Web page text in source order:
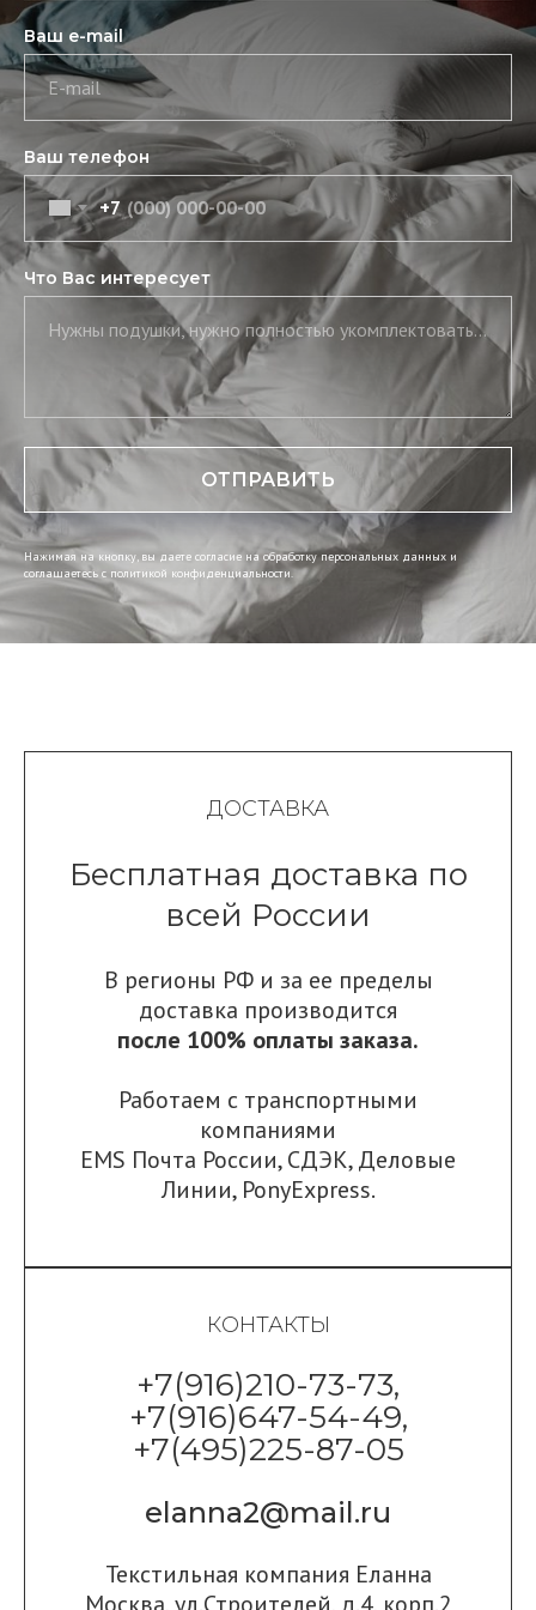
Ваш e-mail
E-mail
Ваш телефон
+7
Что Вас интересует
Нужны подушки, нужно полностью укомплектовать постель, нужны скатерть и салфетки
ОТПРАВИТЬ
Нажимая на кнопку, вы даете согласие на обработку персональных данных и
соглашаетесь c политикой конфиденциальности.
ДОСТАВКА
Бесплатная доставка по
всей России
В регионы РФ и за ее пределы
доставка производится
после 100% оплаты заказа.
Работаем с транспортными
компаниями
EMS Почта России,СДЭК,Деловые
Линии, PonyExpress.
КОНТАКТЫ
+7(916)210-73-73,
+7(916)647-54-49,
+7(495)225-87-05
elanna2@mail.ru
Текстильная компания Еланна